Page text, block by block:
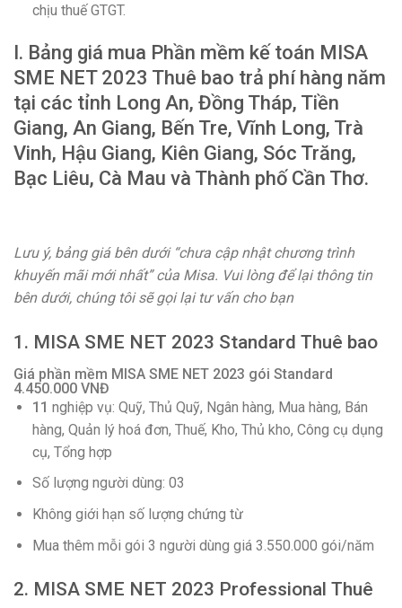
chịu thuế GTGT.
I. Bảng giá mua Phần mềm kế toán MISA
SME NET 2023 Thuê bao trả phí hàng năm
tại các tỉnh Long An, Đồng Tháp, Tiền
Giang, An Giang, Bến Tre, Vĩnh Long, Trà
Vinh, Hậu Giang, Kiên Giang, Sóc Trăng,
Bạc Liêu, Cà Mau và Thành phố Cần Thơ.
Lưu ý, bảng giá bên dưới “chưa cập nhật chương trình
khuyến mãi mới nhất” của Misa. Vui lòng để lại thông tin
bên dưới, chúng tôi sẽ gọi lại tư vấn cho bạn
1. MISA SME NET 2023 Standard Thuê bao
Giá phần mềm MISA SME NET 2023 gói Standard
4.450.000 VNĐ
11 nghiệp vụ: Quỹ, Thủ Quỹ, Ngân hàng, Mua hàng, Bán
hàng, Quản lý hoá đơn, Thuế, Kho, Thủ kho, Công cụ dụng
cụ, Tổng hợp
Số lượng người dùng: 03
Không giới hạn số lượng chứng từ
Mua thêm mỗi gói 3 người dùng giá 3.550.000 gói/năm
2. MISA SME NET 2023 Professional Thuê